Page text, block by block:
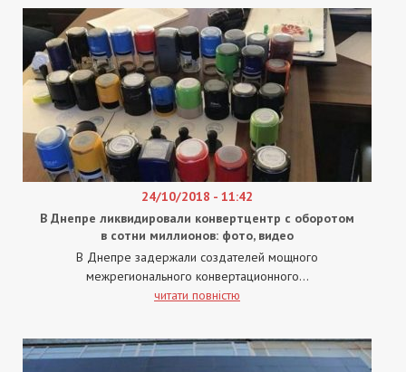
24/10/2018 - 11:42
В Днепре ликвидировали конвертцентр с оборотом
в сотни миллионов: фото, видео
В Днепре задержали создателей мощного
межрегионального конвертационного...
читати повністю